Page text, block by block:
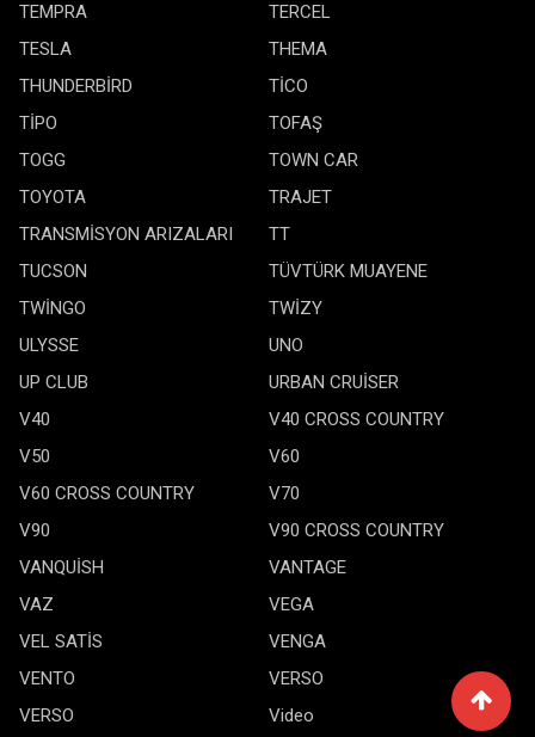
TEMPRA
TERCEL
TESLA
THEMA
THUNDERBİRD
TİCO
TİPO
TOFAŞ
TOGG
TOWN CAR
TOYOTA
TRAJET
TRANSMİSYON ARIZALARI
TT
TUCSON
TÜVTÜRK MUAYENE
TWİNGO
TWİZY
ULYSSE
UNO
UP CLUB
URBAN CRUİSER
V40
V40 CROSS COUNTRY
V50
V60
V60 CROSS COUNTRY
V70
V90
V90 CROSS COUNTRY
VANQUİSH
VANTAGE
VAZ
VEGA
VEL SATİS
VENGA
VENTO
VERSO
VERSO
Video